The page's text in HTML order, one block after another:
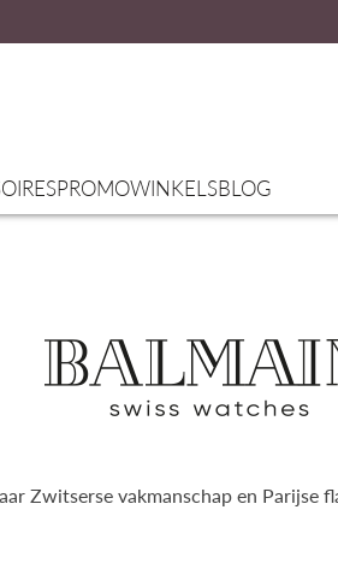
PROMOWINKELSBLOG
Zwitserse vakmanschap en Parijse